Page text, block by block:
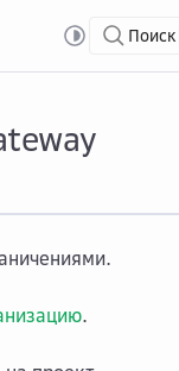
Поиск
.